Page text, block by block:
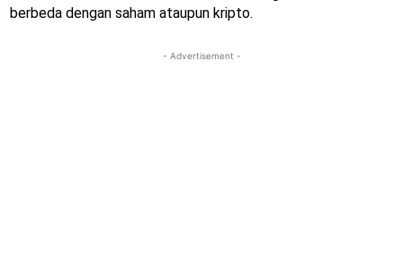
berbeda dengan saham ataupun kripto.
- Advertisement -